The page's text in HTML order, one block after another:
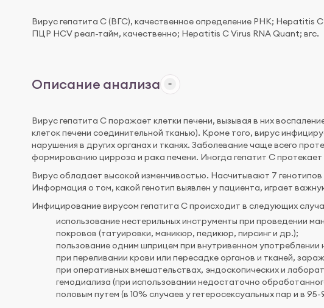
Вирус гепатита С (ВГС), качественное определение РНК; Hepatitis
ПЦР HCV реал-тайм, качественно; Hepatitis C Virus RNA Quant; вгс.
Описание анализа
Вирус гепатита C поражает клетки печени, вызывая в них
клеток печени соединительной тканью). Кроме того, вирус
нарушения в других органах и тканях. Заболевание чаще всего
формированию цирроза и рака печени. Иногда гепатит C
Вирус обладает высокой изменчивостью. Насчитывают 7
Информация о том, какой генотип выявлен у пациента, играет
Инфицирование вирусом гепатита C происходит в следующих
использование нестерильных инструменты при проведении
покровов (татуировки, маникюр, педикюр, пирсинг и др.);
пользование одним шприцем при внутривенном употреблении
при переливании крови или пересадке органов и тканей,
при оперативных вмешательствах, эндоскопических и
гемодиализа (при использовании недостаточно
половым путем (в 10% случаев у гетеросексуальных пар и в